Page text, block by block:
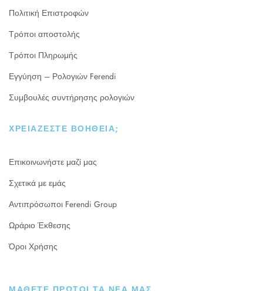
Πολιτική Επιστροφών
Τρόποι αποστολής
Τρόποι Πληρωμής
Εγγύηση – Ρολογιών Ferendi
Συμβουλές συντήρησης ρολογιών
ΧΡΕΙΆΖΕΣΤΕ ΒΟΉΘΕΙΑ;
Επικοινωνήστε μαζί μας
Σχετικά με εμάς
Αντιπρόσωποι Ferendi Group
Ωράριο Έκθεσης
Όροι Χρήσης